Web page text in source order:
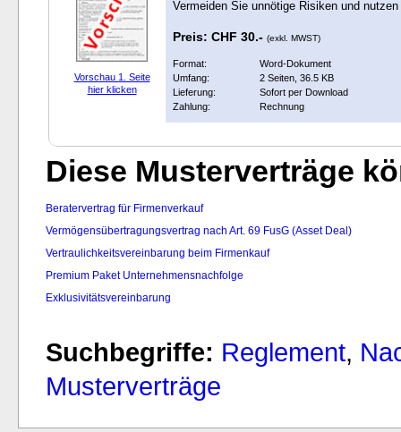
Vorschau 1. Seite
hier klicken
Vermeiden Sie unnötige Risiken und
Preis: CHF 30.- (exkl. MWST)
Format:
Word-Dokument
Umfang:
2 Seiten, 36.5 KB
Lieferung:
Sofort per Download
Zahlung:
Rechnung
Diese Musterverträge
Beratervertrag für Firmenverkauf
Vermögensübertragungsvertrag nach Art. 69 FusG (Asset Deal)
Vertraulichkeitsvereinbarung beim Firmenkauf
Premium Paket Unternehmensnachfolge
Exklusivitätsvereinbarung
Suchbegriffe: Reglement,
Musterverträge